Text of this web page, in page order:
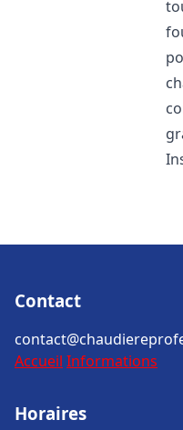
Contact
Accueil Informations
Horaires